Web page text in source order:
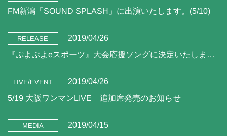
FM新潟「SOUND SPLASH」に出演いたします。(5/10)
RELEASE 2019/04/26
『ぷよぷよeスポーツ』大会応援ソングに決定いたしました！
LIVE/EVENT 2019/04/26
5/19 大阪ワンマンLIVE 追加席発売のお知らせ
MEDIA 2019/04/15